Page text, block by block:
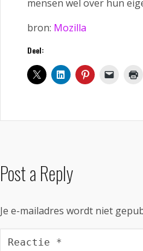
mensen wel over hun
bron: Mozilla
Deel:
Post a Reply
Je e-mailadres wordt niet